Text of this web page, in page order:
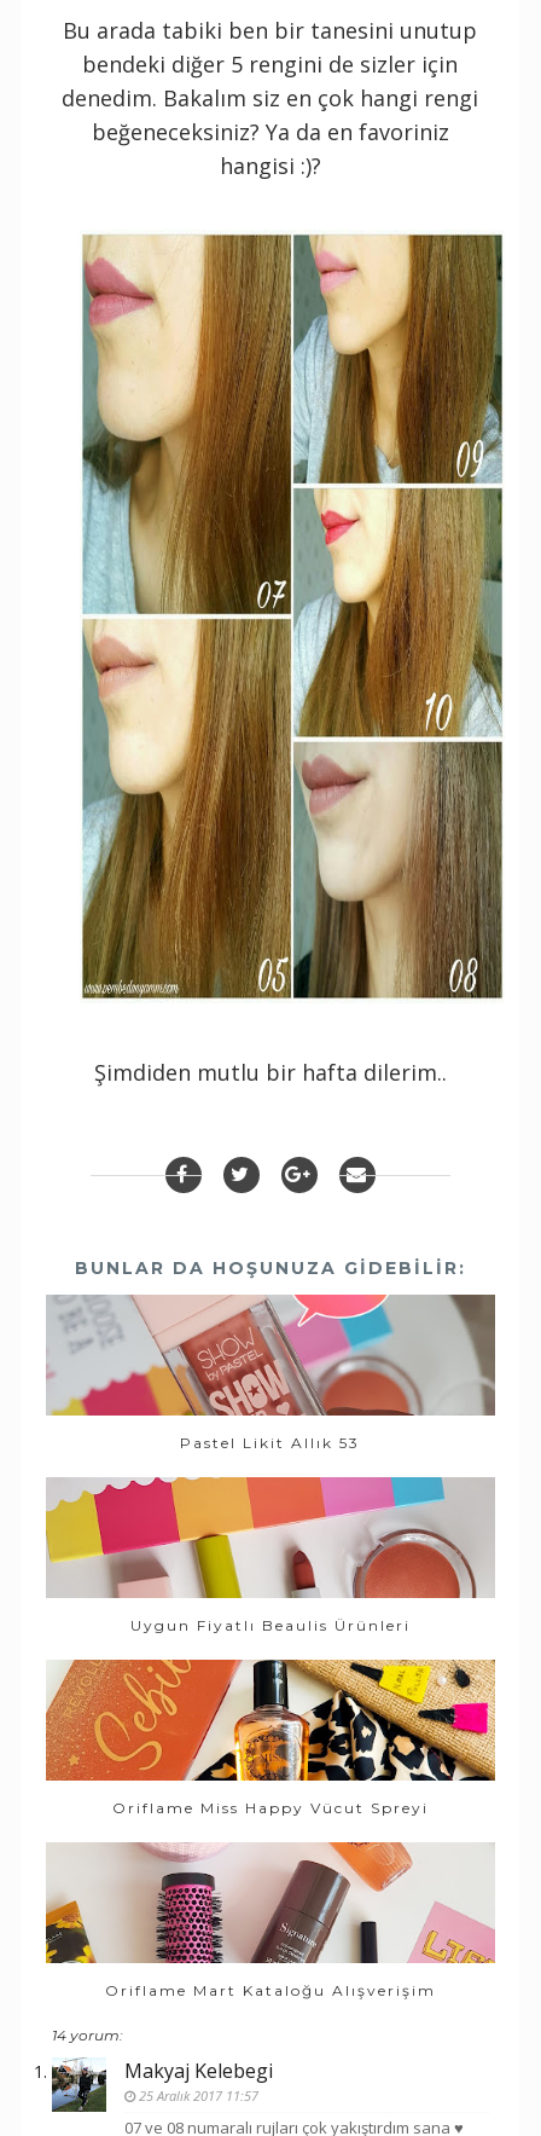
Bu arada tabiki ben bir tanesini unutup
bendeki diğer 5 rengini de sizler için
denedim. Bakalım siz en çok hangi rengi
beğeneceksiniz? Ya da en favoriniz
hangisi :)?
Şimdiden mutlu bir hafta dilerim..
BUNLAR DA HOŞUNUZA GIDEBILIR:
Pastel Likit Allık 53
Uygun Fiyatlı Beaulis Ürünleri
Oriflame Miss Happy Vücut Spreyi
Oriflame Mart Kataloğu Alışverişim
14 yorum:
Makyaj Kelebegi
25 Aralık 2017 11:57
07 ve 08 numaralı rujları çok yakıştırdım sana ♥